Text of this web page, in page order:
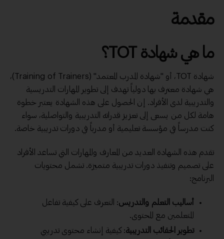
مقدمة
ما هيشهادة TOT ؟
شهادة TOT، أو "شهادة المدرب المعتمد" (Training of Trainers)،
هي شهادة معترف بها دولياً تهدف إلى تطوير المهارات التدريسية
والتدريبية لدى الأفراد. إن الحصول على هذه الشهادة يعتبر خطوة
هامة لكل من يسعى إلى تعزيز قدراته التدريبية والتواصلية، سواء
كنت مدرساً في مؤسسة تعليمية أو مدرباً في دورات تدريبية خاصة.
تقدم هذه الشهادة العديد من المعارف والمهارات التي تساعد الأفراد
على تصميم وتنفيذ دورات تدريبية متميزة. تشمل محتويات
البرنامج:
أساليب التعلم والتدريس: التعرف على كيفية تفاعل
المتعلمين مع المحتوى.
تطوير الحقائب التدريبية: كيفية إنشاء محتوى تدريبي